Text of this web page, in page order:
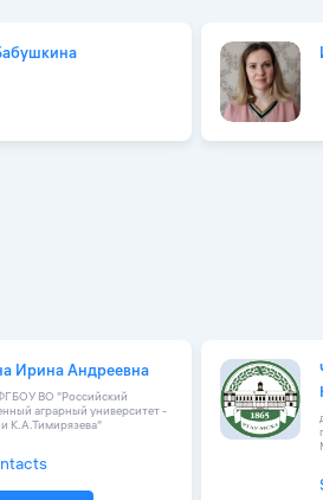
Ирина Андреевна
ВО "Российский
аграрный университет -
К.А.Тимирязева"